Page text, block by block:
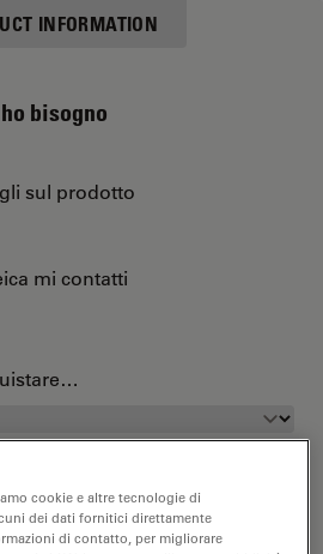
INFORMATION
bisogno
sul prodotto
mi contatti
cookie e altre tecnologie di
dei dati fornitici direttamente
di contatto, per migliorare